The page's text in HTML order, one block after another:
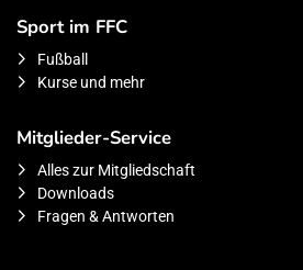
Sport im FFC
Fußball
Kurse und mehr
Mitglieder-Service
Alles zur Mitgliedschaft
Downloads
Fragen & Antworten